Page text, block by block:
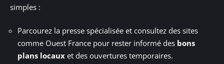
simples :
Parcourez la presse spécialisée et consultez des sites
comme Ouest France pour rester informé des bons
plans locaux et des ouvertures temporaires.